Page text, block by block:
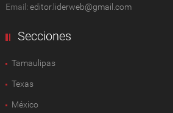
Email: editor.liderweb@gmail.com
Secciones
Tamaulipas
Texas
México